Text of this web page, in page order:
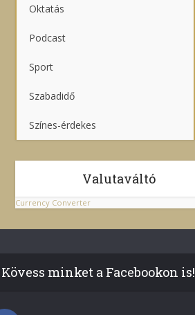
Oktatás
Podcast
Sport
Szabadidő
Színes-érdekes
Valutaváltó
Currency Converter
Kövess minket a Facebookon is!